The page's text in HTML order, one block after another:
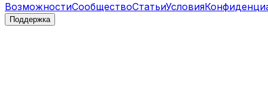
ВозможностиСообществоСтатьиУсловия
Поддержка